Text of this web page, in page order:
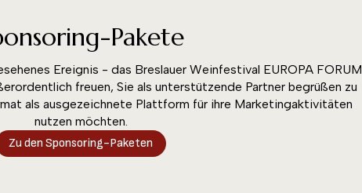
Pakete
Ereignis - das Breslauer Weinfestival EUROPA FORUM
freuen, Sie als unterstützende Partner begrüßen zu
als ausgezeichnete Plattform für ihre Marketingaktivitäten
nutzen möchten.
Zu den Sponsoring-Paketen